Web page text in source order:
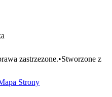
zastrzezone.•Stworzone z
Strony